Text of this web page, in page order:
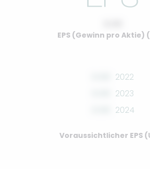
EPS (Gewinn pro Aktie)
2022
2023
2024
Voraussichtlicher EPS